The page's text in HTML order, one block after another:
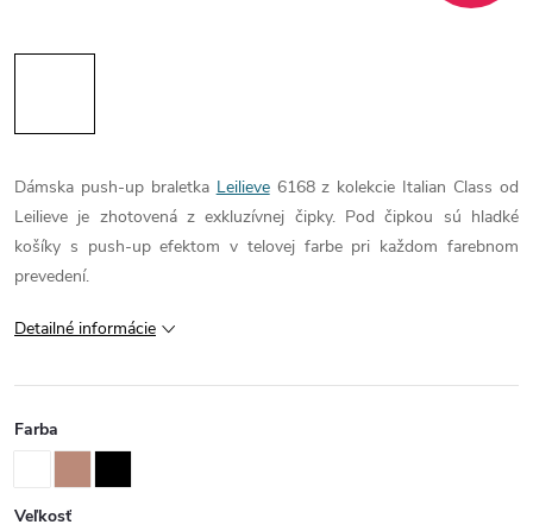
Dámska push-up braletka Leilieve6168 z kolekcie Italian Class od
Leilieve je zhotovená z exkluzívnej čipky. Pod čipkou sú hladké
košíky s push-up efektom v telovej farbe pri každom farebnom
prevedení.
Detailné informácie
Farba
Veľkosť